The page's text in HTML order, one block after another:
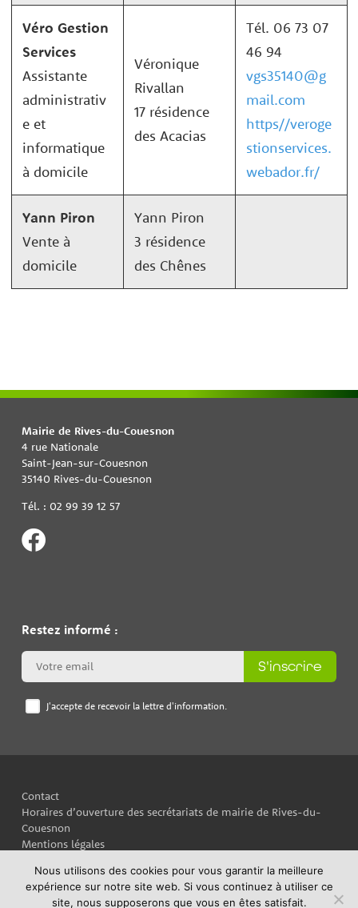
Véro Gestion
Services
Assistante
administrativ
e et
informatique
à domicile
Véronique
Rivallan
17 résidence
des Acacias
Tél. 06 73 07
46 94
vgs35140@g
mail.com
https//veroge
stionservices.
webador.fr/
Yann Piron
Vente à
domicile
Yann Piron
3 résidence
des Chênes
Mairie de Rives-du-Couesnon
4 rue Nationale
Saint-Jean-sur-Couesnon
35140 Rives-du-Couesnon
Tél. : 02 99 39 12 57
Restez informé :
J'accepte de recevoir la lettre d'information.
S'inscrire
Contact
Horaires d’ouverture des secrétariats de mairie de Rives-du-
Couesnon
Mentions légales
Politique de confidentialité
Nous utilisons des cookies pour vous garantir la meilleure
expérience sur notre site web. Si vous continuez à utiliser ce
site, nous supposerons que vous en êtes satisfait.